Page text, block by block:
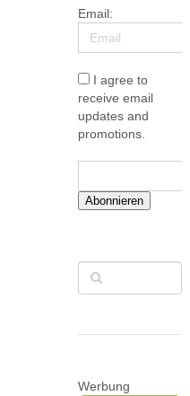
Email:
I agree to
receive email
updates and
promotions.
Abonnieren
Werbung